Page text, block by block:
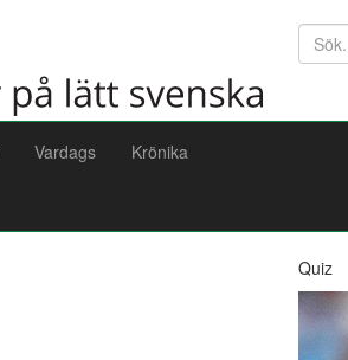
Söktext
Vardags Krönika
Quiz